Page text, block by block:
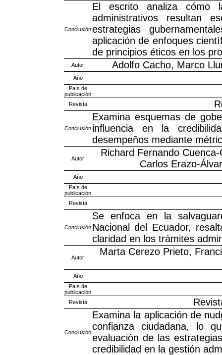
Conclusión
El escrito analiza cómo
administrativos resultan
estrategias
aplicación de enfoques
de principios éticos en los
Autor Adolfo Cacho, Marco
Año
País de
publicación
Revista
Conclusión
Examina esquemas de
influencia en la
desempeños mediante
Autor
Richard Fernando
Carlos Erazo-
Año
País de
publicación
Revista
Conclusión
Se enfoca en la
Nacional del Ecuador,
claridad en los trámites
Autor
Marta Cerezo Prieto,
Año
País de
publicación
Revista
Conclusión
Examina la aplicación de
confianza ciudadana, lo
evaluación de las
credibilidad en la gestión